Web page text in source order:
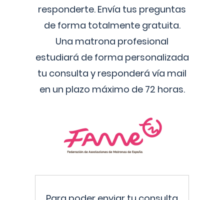
responderte. Envía tus preguntas
de forma totalmente gratuita.
Una matrona profesional
estudiará de forma personalizada
tu consulta y responderá vía mail
en un plazo máximo de 72 horas.